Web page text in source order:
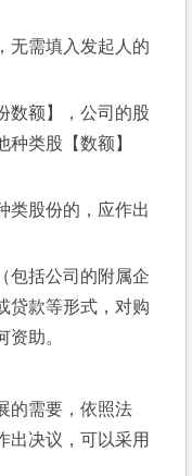
无需填入发起人的
数额】，公司的股
类股【数额】
类股份的，应作出
包括公司的附属企
贷款等形式，对购
助。
的需要，依照法
出决议，可以采用